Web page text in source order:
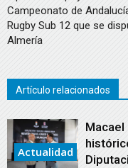
Campeonato de
Rugby Sub 12 que se
Almería
Artículo relacionados
Actualidad